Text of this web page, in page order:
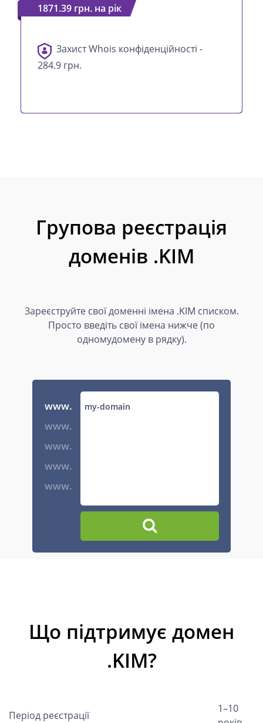
1871.39 грн. на рік
Захист Whois конфіденційності -
284.9 грн.
Групова реєстрація
доменів .KIM
Зареєструйте свої доменні імена .KIM списком.
Просто введіть свої імена нижче (по
одномудомену в рядку).
www.
www.
www.
www.
www.
Що підтримує домен
.KIM?
Період реєстрації
1–10